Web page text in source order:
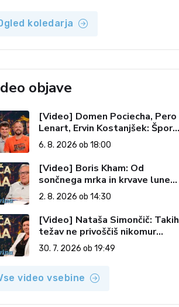
koledarja
objave
[Video] Domen Pociecha, Pero
Lenart, Ervin Kostanjšek: Šport
specialcev (Vroča tema, 6. 8.
2026)
6. 8. 2026 ob 18:00
[Video] Boris Kham: Od
sončnega mrka in krvave lune
do slovenskih pečatov v vesolju
(Vroča tema, 2. 8. 2026)
2. 8. 2026 ob 14:30
[Video] Nataša Simončič: Takih
težav ne privoščiš nikomur
(Vroča tema, 30. 7. 2026)
30. 7. 2026 ob 19:49
video vsebine